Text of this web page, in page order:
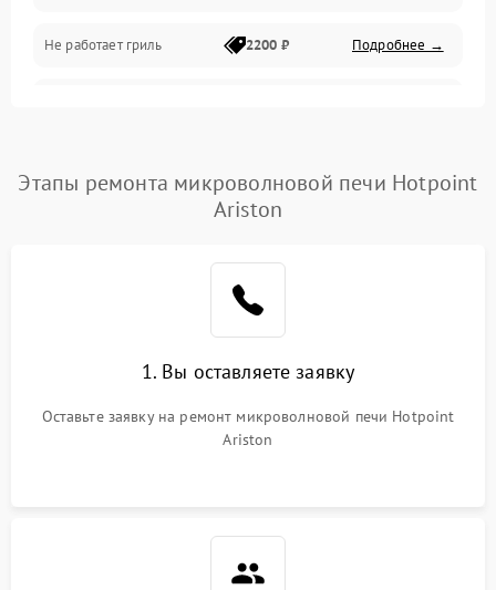
Не работает гриль 2200 ₽ Подробнее →
Подробнее →
2400 ₽ Подробнее →
Не горит подсветка 2000 ₽ Подробнее →
Этапы ремонта микроволновой печи Hotpoint
Ariston
1. Вы оставляете заявку
Оставьте заявку на ремонт микроволновой печи Hotpoint
Ariston